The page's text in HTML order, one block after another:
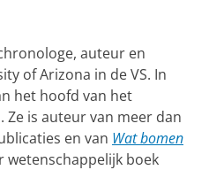
auteur en
of Arizona in de VS. In
het hoofd van het
Ze is auteur van meer dan
en van Wat bomen
wetenschappelijk boek